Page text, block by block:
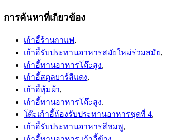
การค้นหาที่เกี่ยวข้อง
เก้าอี้ร้านกาแฟ,
เก้าอี้รับประทานอาหารสมัยใหม่ร่วมสมัย,
เก้าอี้ทานอาหารโต๊ะสูง,
เก้าอี้สตูลบาร์สีแดง,
เก้าอี้หุ้มผ้า,
เก้าอี้ทานอาหารโต๊ะสูง,
โต๊ะเก้าอี้ห้องรับประทานอาหารชุดที่ 4,
เก้าอี้รับประทานอาหารสีชมพู,